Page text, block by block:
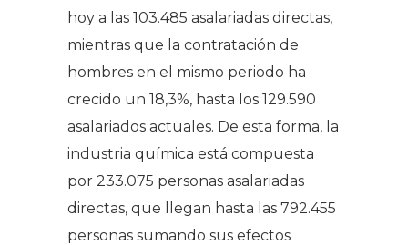
hoy a las 103.485 asalariadas directas,
mientras que la contratación de
hombres en el mismo periodo ha
crecido un 18,3%, hasta los 129.590
asalariados actuales. De esta forma, la
industria química está compuesta
por 233.075 personas asalariadas
directas, que llegan hasta las 792.455
personas sumando sus efectos